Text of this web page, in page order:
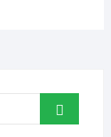
Buscar